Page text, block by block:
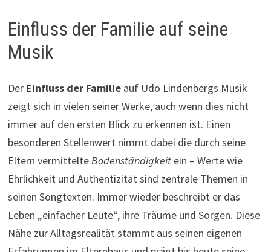
Einfluss der Familie auf seine
Musik
Der Einfluss der Familieauf Udo Lindenbergs Musik
zeigt sich in vielen seiner Werke, auch wenn dies nicht
immer auf den ersten Blick zu erkennen ist. Einen
besonderen Stellenwert nimmt dabei die durch seine
Eltern vermittelteBodenständigkeitein – Werte wie
Ehrlichkeit und Authentizität sind zentrale Themen in
seinen Songtexten. Immer wieder beschreibt er das
Leben „einfacher Leute“, ihre Träume und Sorgen. Diese
Nähe zur Alltagsrealität stammt aus seinen eigenen